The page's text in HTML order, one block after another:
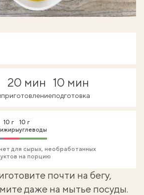
20 мин
приготовление
10 мин
подготовка
10 г
жиры
10 г
углеводы
для сырых, необработанных
на порцию
почти на бегу,
даже на мытье посуды.